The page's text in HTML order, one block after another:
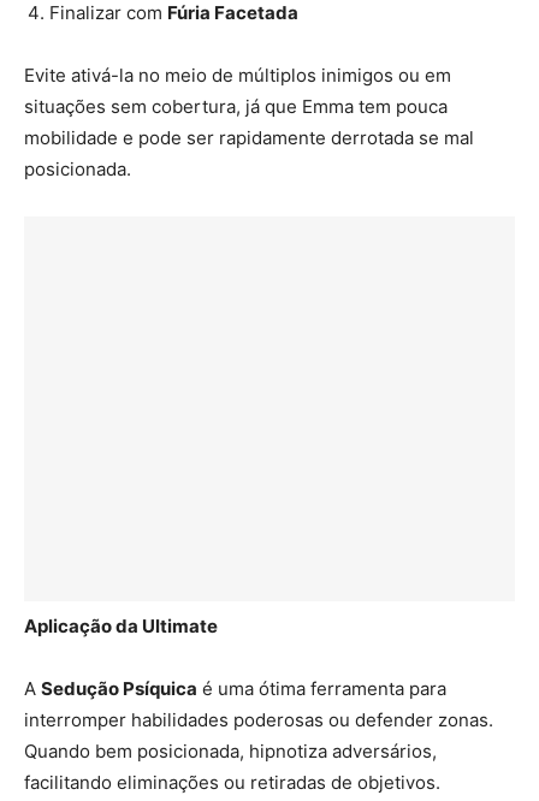
Finalizar com Fúria Facetada
Evite ativá-la no meio de múltiplos inimigos ou em
situações sem cobertura, já que Emma tem pouca
mobilidade e pode ser rapidamente derrotada se mal
posicionada.
Aplicação da Ultimate
A Sedução Psíquica é uma ótima ferramenta para
interromper habilidades poderosas ou defender zonas.
Quando bem posicionada, hipnotiza adversários,
facilitando eliminações ou retiradas de objetivos.